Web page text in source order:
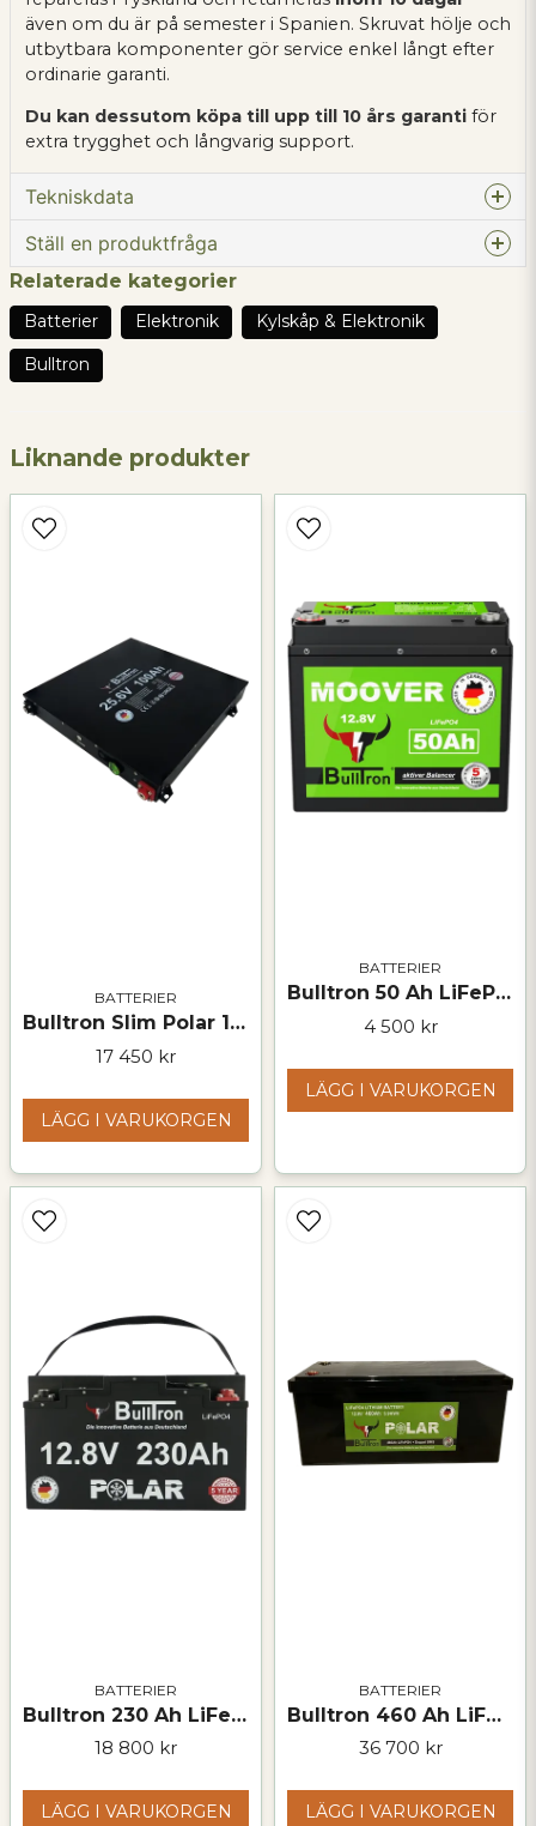
även om du är på semester i Spanien. Skruvat hölje och
utbytbara komponenter gör service enkel långt efter
ordinarie garanti.
Du kan dessutom köpa till upp till 10 års garanti för
extra trygghet och långvarig support.
Tekniskdata
Nominell kapacitet:
Nominell spänning:
12,8V
Livslängdscykler (vid
80% återstående
kapacitet):
3 500 cykler vid 100 % DOD
(urladdningsdjup)
Livslängdscykler (vid
Laddningsspänning:
Rekommenderad max.
150A
urladdningsström:
300A
Max. urladdningsström:
1 000A
Batterihanteringssystem
(BMS):
Integrerat smart dubbel-
BMS för förbättrad säkerhet
och effektivitet.
Aktiv balanserare:
5A för optimal cellbalans
-30°C till +60°C
Integrerad
uppvärmning:
Startar automatiskt vid
när laddström tillförs.
Batteriet förbrukar ingen
12V installation:
Parallellkoppling möjlig för
ökad kapacitet.
Mått (H x B x L)
355 x 220 (255) x 190 mm
Vikt:
29 kg
Montering:
Kan monteras både
stående och liggande.
Ställ en produktfråga
Fråga oss något om denna produkten...
email
Mejladress
Ja, ni får publicera min fråga
Relaterade kategorier
Batterier Elektronik
Kylskåp & Elektronik
Bulltron
Liknande produkter
BATTERIER
Bulltron Slim Polar 100 Ah LiFePO₄-batteri – 25,6 V
17 450 kr
LÄGG I VARUKORGEN
BATTERIER
Bulltron 50 Ah LiFePO₄-batteri – 12 V
4 500 kr
LÄGG I VARUKORGEN
BATTERIER
Bulltron 230 Ah LiFePO₄-batteri – 12 V
18 800 kr
LÄGG I VARUKORGEN
BATTERIER
Bulltron 460 Ah LiFePO₄ Polar-batteri – 12 V
36 700 kr
LÄGG I VARUKORGEN